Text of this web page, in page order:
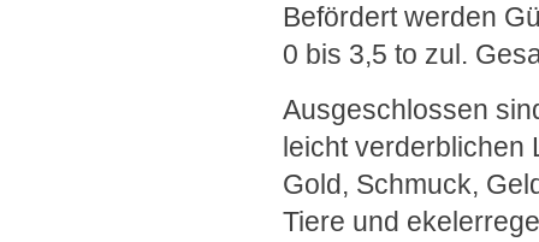
Befördert werden
0 bis 3,5 to zul.
Ausgeschlossen
leicht verderblichen
Gold, Schmuck,
Tiere und